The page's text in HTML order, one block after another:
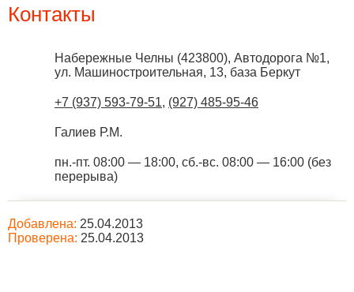
Контакты
Набережные Челны (423800), Автодорога №1,
ул. Машиностроительная, 13, база Беркут
+7 (937) 593-79-51, (927) 485-95-46
Галиев Р.М.
пн.-пт. 08:00 — 18:00, сб.-вс. 08:00 — 16:00 (без
перерыва)
Добавлена: 25.04.2013
Проверена: 25.04.2013